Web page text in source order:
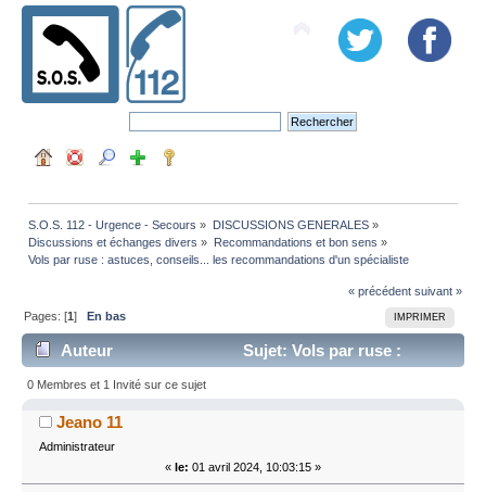
S.O.S. 112 - Urgence - Secours » DISCUSSIONS GENERALES»
Discussions et échanges divers » Recommandations et bon sens »
Vols par ruse : astuces, conseils... les recommandations d'un spécialiste
« précédent suivant »
IMPRIMER
Pages: [1]En bas
Auteur
Sujet: Vols par ruse :
astuces, conseils... les recommandations d'un
spécialiste (Lu 18597 fois)
0 Membres et 1 Invité sur ce sujet
Jeano 11
Administrateur
« le: 01 avril 2024, 10:03:15 »